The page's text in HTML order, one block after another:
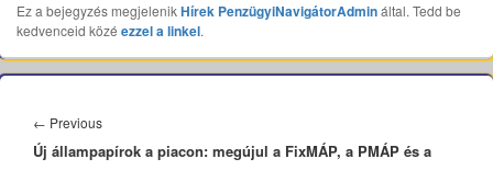
Ez a bejegyzés megjelenikHírek PenzügyiNavigátorAdmináltal. Tedd be
kedvenceid közé ezzel a linkel.
navigáció
← PreviousPrevious
post:
Új állampapírok a piacon: megújul a FixMÁP, a PMÁP és a